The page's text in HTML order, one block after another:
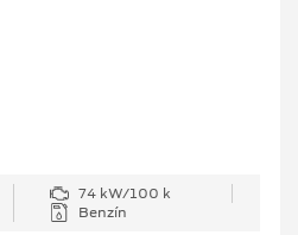
74 kW/100 k
Benzín